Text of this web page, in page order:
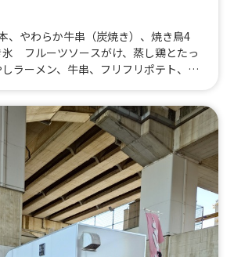
、やわらか牛串（炭焼き）、焼き鳥4
フルーツソースがけ、蒸し鶏とたっ
ラーメン、牛串、フリフリポテト、レ
鳥5本